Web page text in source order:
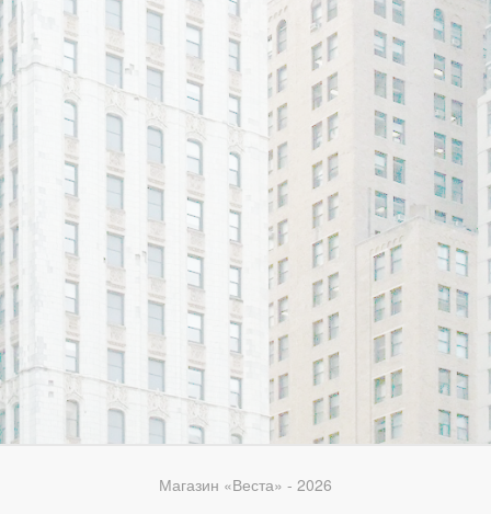
Магазин «Веста» - 2026